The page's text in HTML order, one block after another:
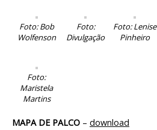
Foto: Bob
Wolfenson
Foto:
Divulgação
Foto: Lenise
Pinheiro
Foto:
Maristela
Martins
MAPA DE PALCO – download